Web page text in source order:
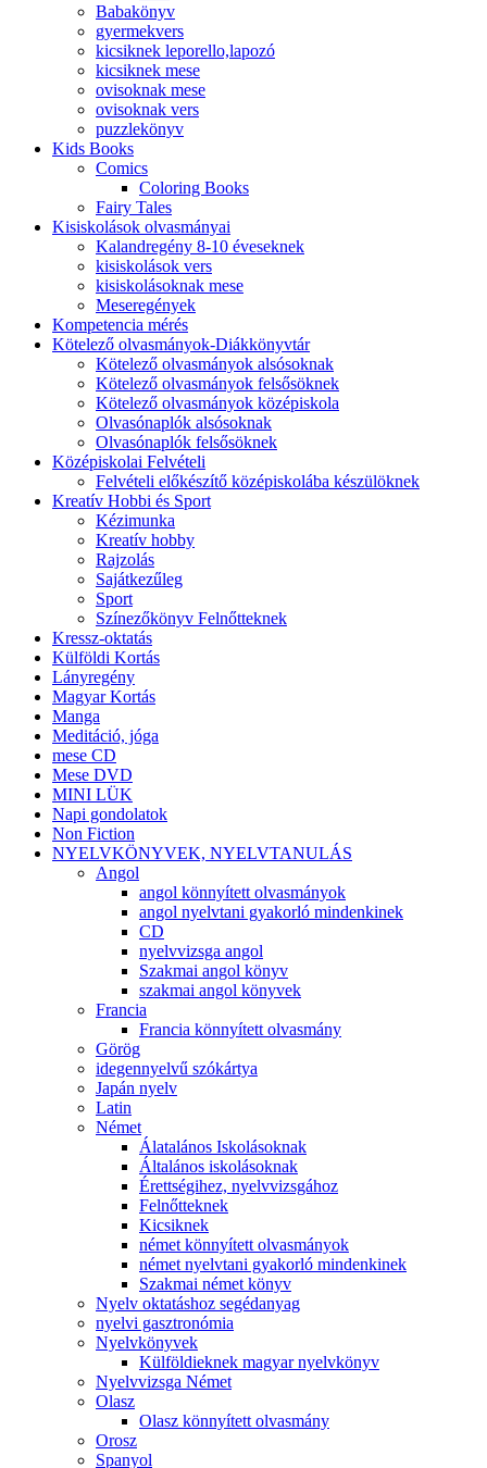
Babakönyv
gyermekvers
kicsiknek leporello,lapozó
kicsiknek mese
ovisoknak mese
ovisoknak vers
puzzlekönyv
Kids Books
Comics
Coloring Books
Fairy Tales
Kisiskolások olvasmányai
Kalandregény 8-10 éveseknek
kisiskolások vers
kisiskolásoknak mese
Meseregények
Kompetencia mérés
Kötelező olvasmányok-Diákkönyvtár
Kötelező olvasmányok alsósoknak
Kötelező olvasmányok felsősöknek
Kötelező olvasmányok középiskola
Olvasónaplók alsósoknak
Olvasónaplók felsősöknek
Középiskolai Felvételi
Felvételi előkészítő középiskolába készülöknek
Kreatív Hobbi és Sport
Kézimunka
Kreatív hobby
Rajzolás
Sajátkezűleg
Sport
Színezőkönyv Felnőtteknek
Kressz-oktatás
Külföldi Kortás
Lányregény
Magyar Kortás
Manga
Meditáció, jóga
mese CD
Mese DVD
MINI LÜK
Napi gondolatok
Non Fiction
NYELVKÖNYVEK, NYELVTANULÁS
Angol
angol könnyített olvasmányok
angol nyelvtani gyakorló mindenkinek
CD
nyelvvizsga angol
Szakmai angol könyv
szakmai angol könyvek
Francia
Francia könnyített olvasmány
Görög
idegennyelvű szókártya
Japán nyelv
Latin
Német
Álatalános Iskolásoknak
Általános iskolásoknak
Érettségihez, nyelvvizsgához
Felnőtteknek
Kicsiknek
német könnyített olvasmányok
német nyelvtani gyakorló mindenkinek
Szakmai német könyv
Nyelv oktatáshoz segédanyag
nyelvi gasztronómia
Nyelvkönyvek
Külföldieknek magyar nyelvkönyv
Nyelvvizsga Német
Olasz
Olasz könnyített olvasmány
Orosz
Spanyol